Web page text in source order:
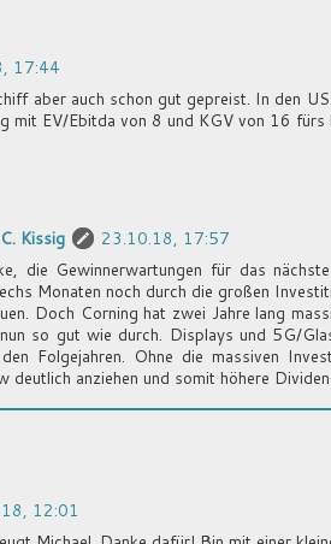
17:44
aber auch schon gut gepreist. In den
mit EV/Ebitda von 8 und KGV von 16 fürs
Kissig
23.10.18, 17:57
die Gewinnerwartungen für das
Monaten noch durch die großen
Doch Corning hat zwei Jahre lang
so gut wie durch. Displays und 5G/
Folgejahren. Ohne die massiven
deutlich anziehen und somit höhere
12:01